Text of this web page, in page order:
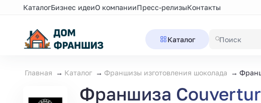
КаталогБизнес идеиО компанииПресс-релизыКонтакты
Каталог
Главная Каталог Франшизы изготовления шоколада
Франшиза